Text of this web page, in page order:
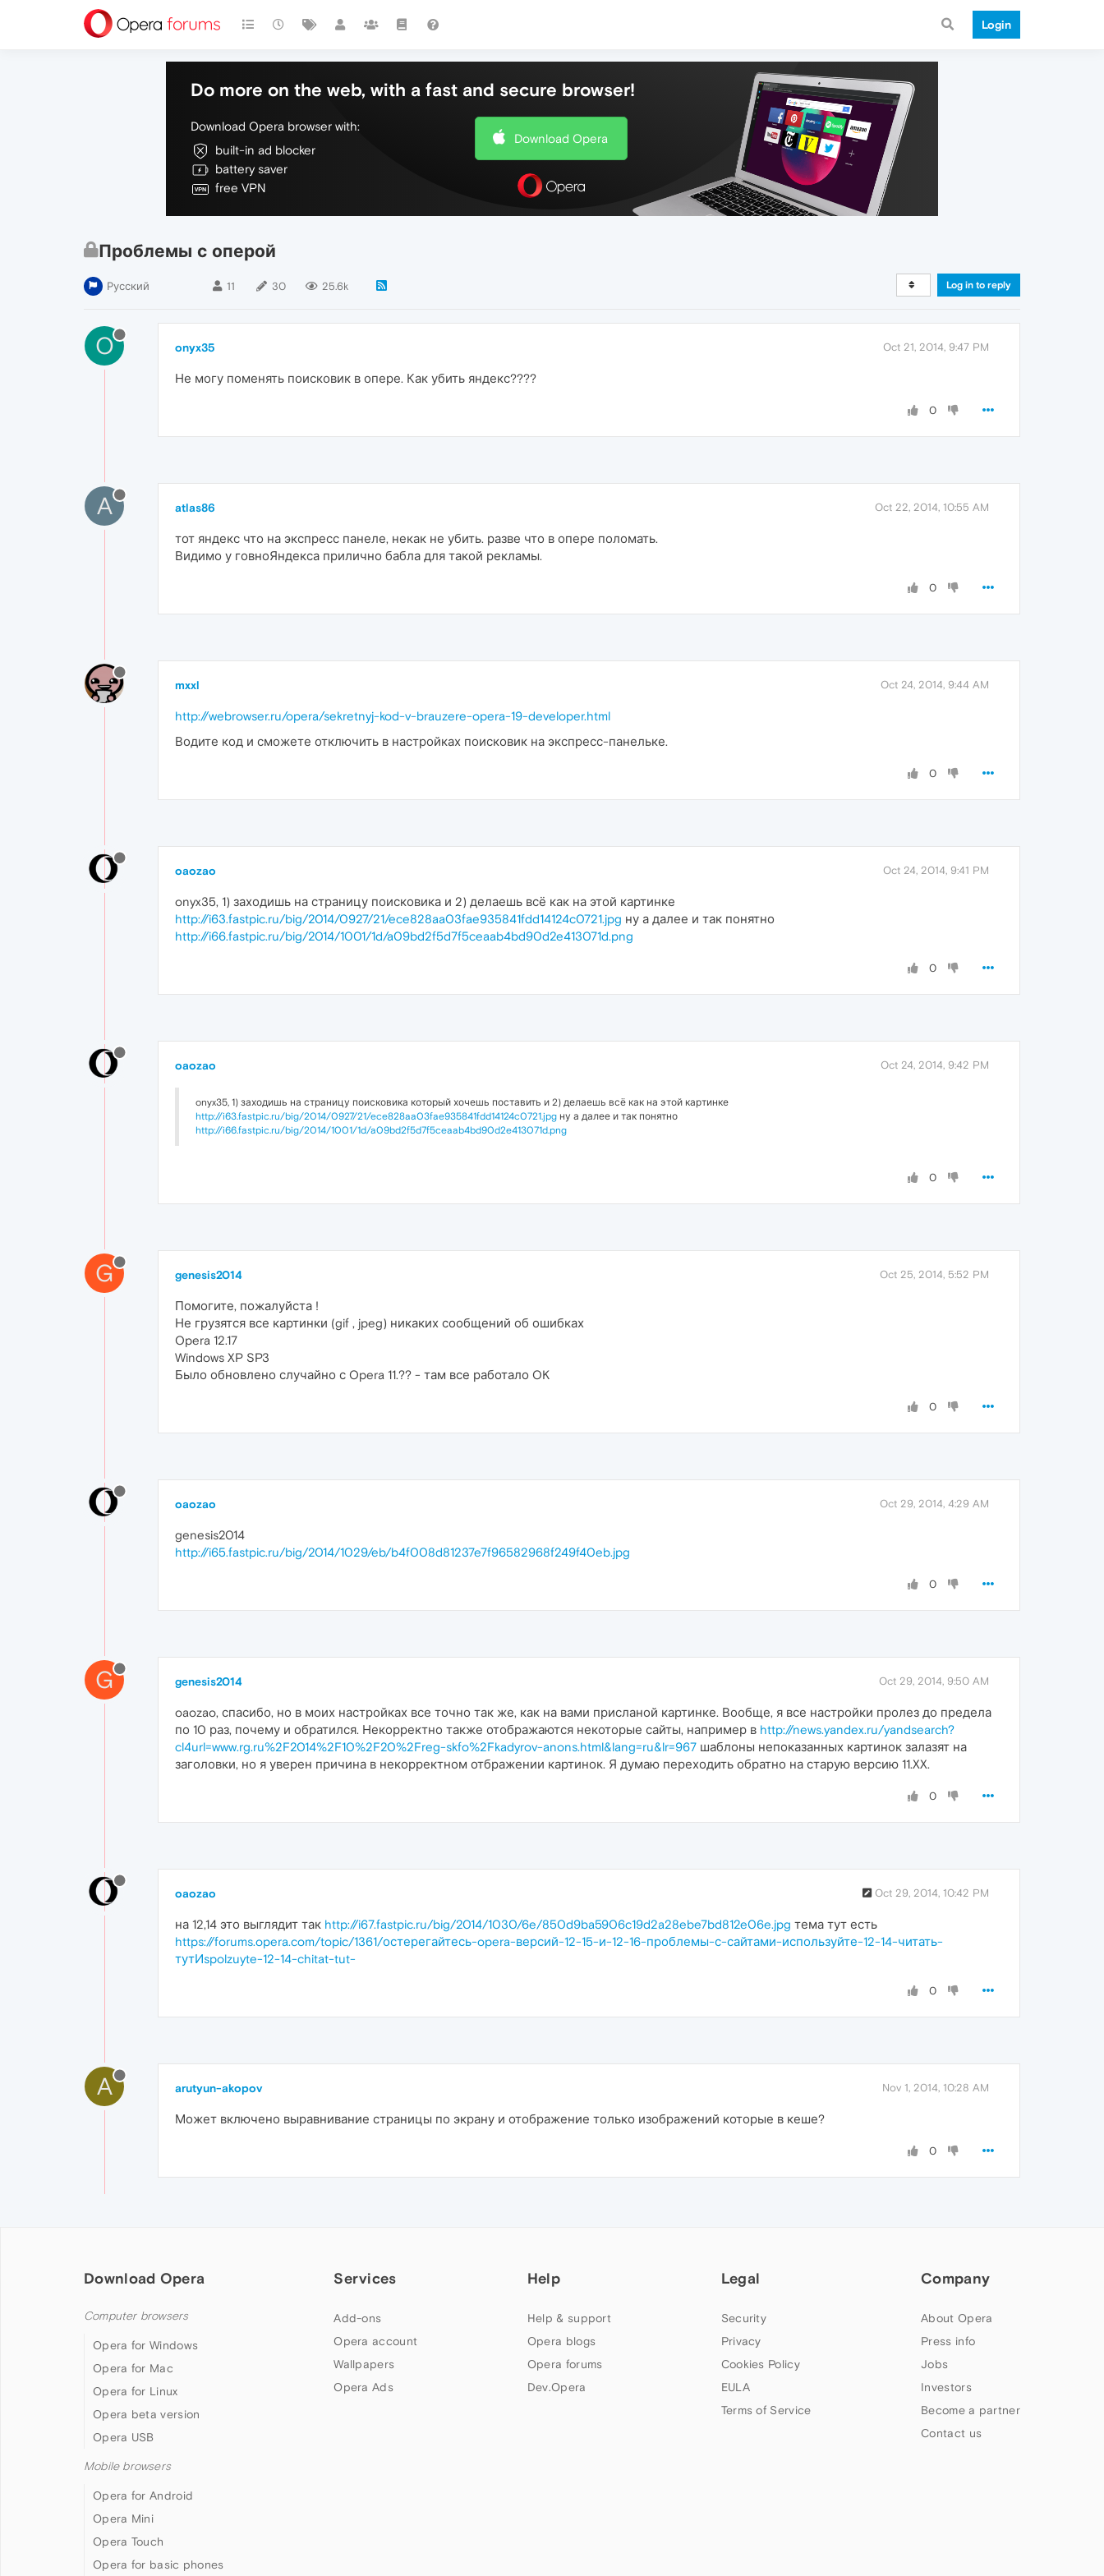
Login
Do more on the web, with a fast and secure browser!
Download Opera browser with:
built-in ad blocker
battery saver
free VPN
Download Opera
Проблемы с оперой
Русский 11 30 25.6k Log in to reply
O onyx35 Oct 21, 2014, 9:47 PM
Не могу поменять поисковик в опере. Как убить яндекс????
0
A atlas86 Oct 22, 2014, 10:55 AM
тот яндекс что на экспресс панеле, некак не убить. разве что в опере поломать.
Видимо у говноЯндекса прилично бабла для такой рекламы.
0
mxxl Oct 24, 2014, 9:44 AM
http://webrowser.ru/opera/sekretnyj-kod-v-brauzere-opera-19-developer.html
Водите код и сможете отключить в настройках поисковик на экспресс-панельке.
0
oaozao Oct 24, 2014, 9:41 PM
onyx35, 1) заходишь на страницу поисковика и 2) делаешь всё как на этой картинке
http://i63.fastpic.ru/big/2014/0927/21/ece828aa03fae935841fdd14124c0721.jpg ну а далее и так понятно
http://i66.fastpic.ru/big/2014/1001/1d/a09bd2f5d7f5ceaab4bd90d2e413071d.png
0
oaozao Oct 24, 2014, 9:42 PM
onyx35, 1) заходишь на страницу поисковика который хочешь поставить и 2) делаешь всё как на этой картинке
http://i63.fastpic.ru/big/2014/0927/21/ece828aa03fae935841fdd14124c0721.jpg ну а далее и так понятно
http://i66.fastpic.ru/big/2014/1001/1d/a09bd2f5d7f5ceaab4bd90d2e413071d.png
0
G genesis2014 Oct 25, 2014, 5:52 PM
Помогите, пожалуйста !
Не грузятся все картинки (gif , jpeg) никаких сообщений об ошибках
Opera 12.17
Windows XP SP3
Было обновлено случайно с Opera 11.?? - там все работало OK
0
oaozao Oct 29, 2014, 4:29 AM
genesis2014
http://i65.fastpic.ru/big/2014/1029/eb/b4f008d81237e7f96582968f249f40eb.jpg
0
G genesis2014 Oct 29, 2014, 9:50 AM
oaozao, спасибо, но в моих настройках все точно так же, как на вами присланой картинке. Вообще, я все настройки пролез до предела
по 10 раз, почему и обратился. Некорректно также отображаются некоторые сайты, например в http://news.yandex.ru/yandsearch?
cl4url=www.rg.ru%2F2014%2F10%2F20%2Freg-skfo%2Fkadyrov-anons.html&lang=ru&lr=967 шаблоны непоказанных картинок залазят на
заголовки, но я уверен причина в некорректном отбражении картинок. Я думаю переходить обратно на старую версию 11.XX.
0
oaozao Oct 29, 2014, 10:42 PM
на 12,14 это выглядит так http://i67.fastpic.ru/big/2014/1030/6e/850d9ba5906c19d2a28ebe7bd812e06e.jpg тема тут есть
https://forums.opera.com/topic/1361/остерегайтесь-opera-версий-12-15-и-12-16-проблемы-с-сайтами-используйте-12-14-читать-
тутИspolzuyte-12-14-chitat-tut-
0
A arutyun-akopov Nov 1, 2014, 10:28 AM
Может включено выравнивание страницы по экрану и отображение только изображений которые в кеше?
0
Download Opera
Computer browsers
Opera for Windows
Opera for Mac
Opera for Linux
Opera beta version
Opera USB
Mobile browsers
Opera for Android
Opera Mini
Opera Touch
Opera for basic phones
Services
Add-ons
Opera account
Wallpapers
Opera Ads
Help
Help & support
Opera blogs
Opera forums
Dev.Opera
Legal
Security
Privacy
Cookies Policy
EULA
Terms of Service
Company
About Opera
Press info
Jobs
Investors
Become a partner
Contact us